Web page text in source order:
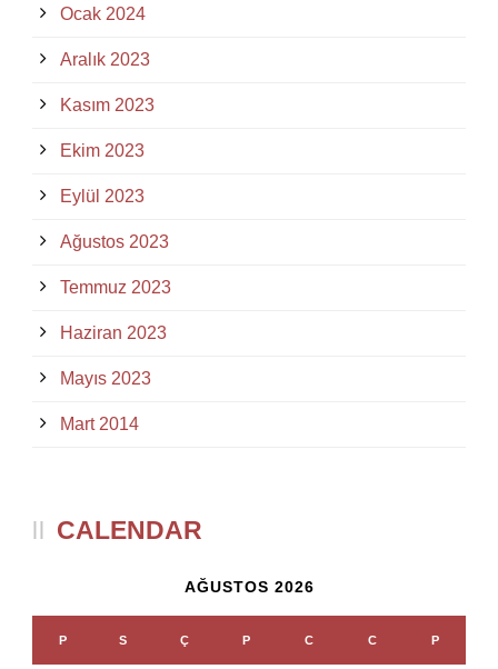
Ocak 2024
Aralık 2023
Kasım 2023
Ekim 2023
Eylül 2023
Ağustos 2023
Temmuz 2023
Haziran 2023
Mayıs 2023
Mart 2014
CALENDAR
AĞUSTOS 2026
P S Ç P C C P